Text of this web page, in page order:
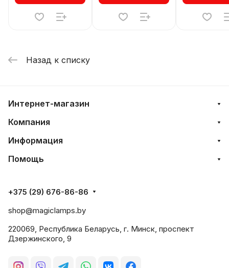
Назад к списку
Интернет-магазин
Компания
Информация
Помощь
+375 (29) 676-86-86
shop@magiclamps.by
220069, Республика Беларусь, г. Минск, проспект
Дзержинского, 9